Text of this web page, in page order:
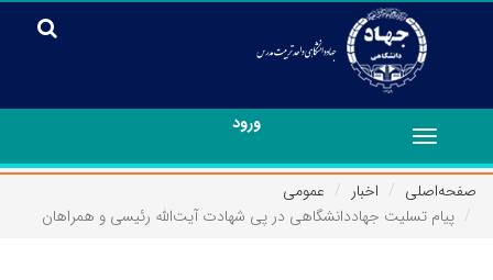
ورود
Toggle
navigation
صفحه‌اصلی
اخبار
عمومی
پیام تسلیت جهاددانشگاهی در پی شهادت آیت‌الله رئیسی و همراهان